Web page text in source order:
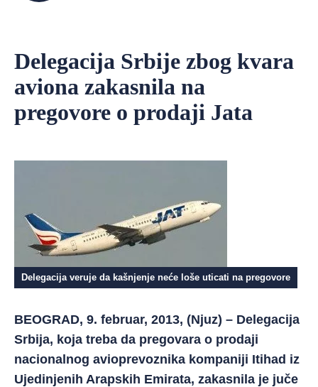
Delegacija Srbije zbog kvara
aviona zakasnila na
pregovore o prodaji Jata
Delegacija veruje da kašnjenje neće loše uticati na pregovore
BEOGRAD, 9. februar, 2013, (Njuz) – Delegacija
Srbija, koja treba da pregovara o prodaji
nacionalnog avioprevoznika kompaniji Itihad iz
Ujedinjenih Arapskih Emirata, zakasnila je juče